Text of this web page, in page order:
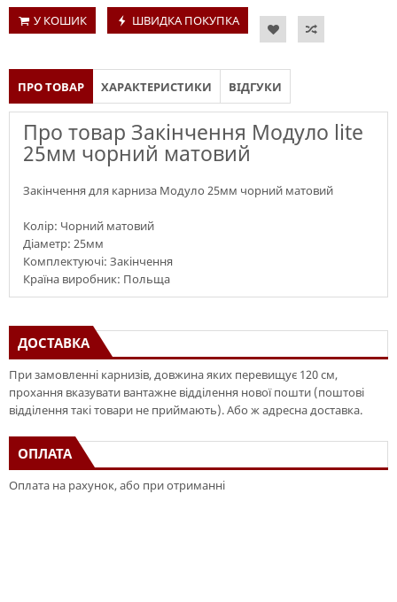
У КОШИК
ШВИДКА ПОКУПКА
ПРО ТОВАР ХАРАКТЕРИСТИКИ ВІДГУКИ
Про товар Закінчення Модуло lite
25мм чорний матовий
Закінчення для карниза Модуло 25мм чорний матовий
Колір: Чорний матовий
Діаметр: 25мм
Комплектуючі: Закінчення
Країна виробник: Польща
ДОСТАВКА
При замовленні карнизів, довжина яких перевищує 120 см,
прохання вказувати вантажне відділення нової пошти (поштові
відділення такі товари не приймають). Або ж адресна доставка.
ОПЛАТА
Оплата на рахунок, або при отриманні